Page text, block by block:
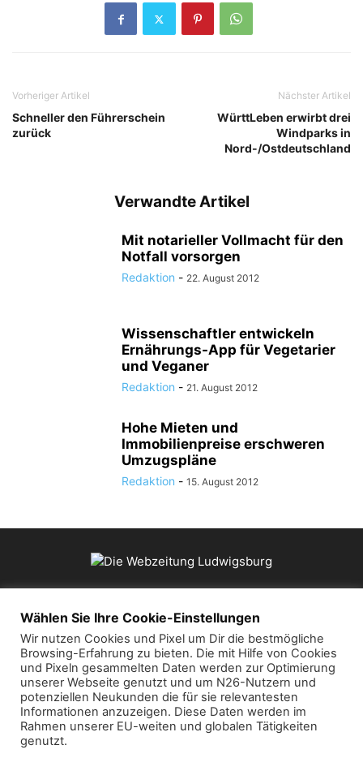
Vorheriger Artikel
Schneller den Führerschein
zurück
Nächster Artikel
WürttLeben erwirbt drei
Windparks in
Nord-/Ostdeutschland
Verwandte Artikel
Mit notarieller Vollmacht für den
Notfall vorsorgen
Redaktion - 22. August 2012
Wissenschaftler entwickeln
Ernährungs-App für Vegetarier
und Veganer
Redaktion - 21. August 2012
Hohe Mieten und
Immobilienpreise erschweren
Umzugspläne
Redaktion - 15. August 2012
ÜBER UNS
Kontaktieren Sie uns:mail@die-webzeitung.de
FOLGEN SIE UNS
Wählen Sie Ihre Cookie-Einstellungen
Wir nutzen Cookies und Pixel um Dir die bestmögliche
Browsing-Erfahrung zu bieten. Die mit Hilfe von Cookies
und Pixeln gesammelten Daten werden zur Optimierung
unserer Webseite genutzt und um N26-Nutzern und
potenziellen Neukunden die für sie relevantesten
Informationen anzuzeigen. Diese Daten werden im
Rahmen unserer EU-weiten und globalen Tätigkeiten
genutzt.